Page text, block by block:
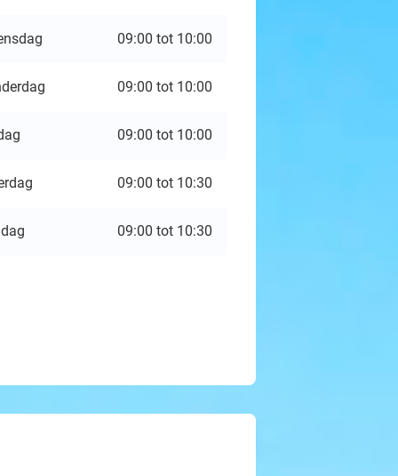
09:00 tot 10:00
09:00 tot 10:00
09:00 tot 10:00
09:00 tot 10:30
09:00 tot 10:30